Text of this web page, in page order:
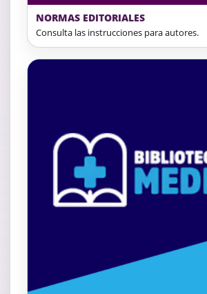
NORMAS EDITORIALES
Consulta las instrucciones para autores.